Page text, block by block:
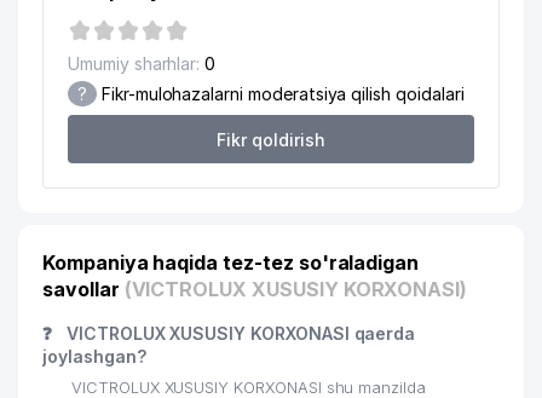
BURGAZSTROYSERVIS MChJ
19
KORXONASI
TARTIB BERISH VA VNOCHILIKNI
RIVOJLANISH AGENTLIGI
22 INOVA SOLUTION MChJ
QURILISH VAZIRLIGI
24 BRIDJ-SPORT MChJ
Umumiy sharhlar: 0
? Fikr-mulohazalarni moderatsiya qilish qoidalari
Fikr qoldirish
Kompaniya haqida tez-tez so'raladigan
savollar (VICTROLUX XUSUSIY KORXONASI)
❓
VICTROLUX XUSUSIY KORXONASI qaerda
joylashgan?
VICTROLUX XUSUSIY KORXONASI shu manzilda